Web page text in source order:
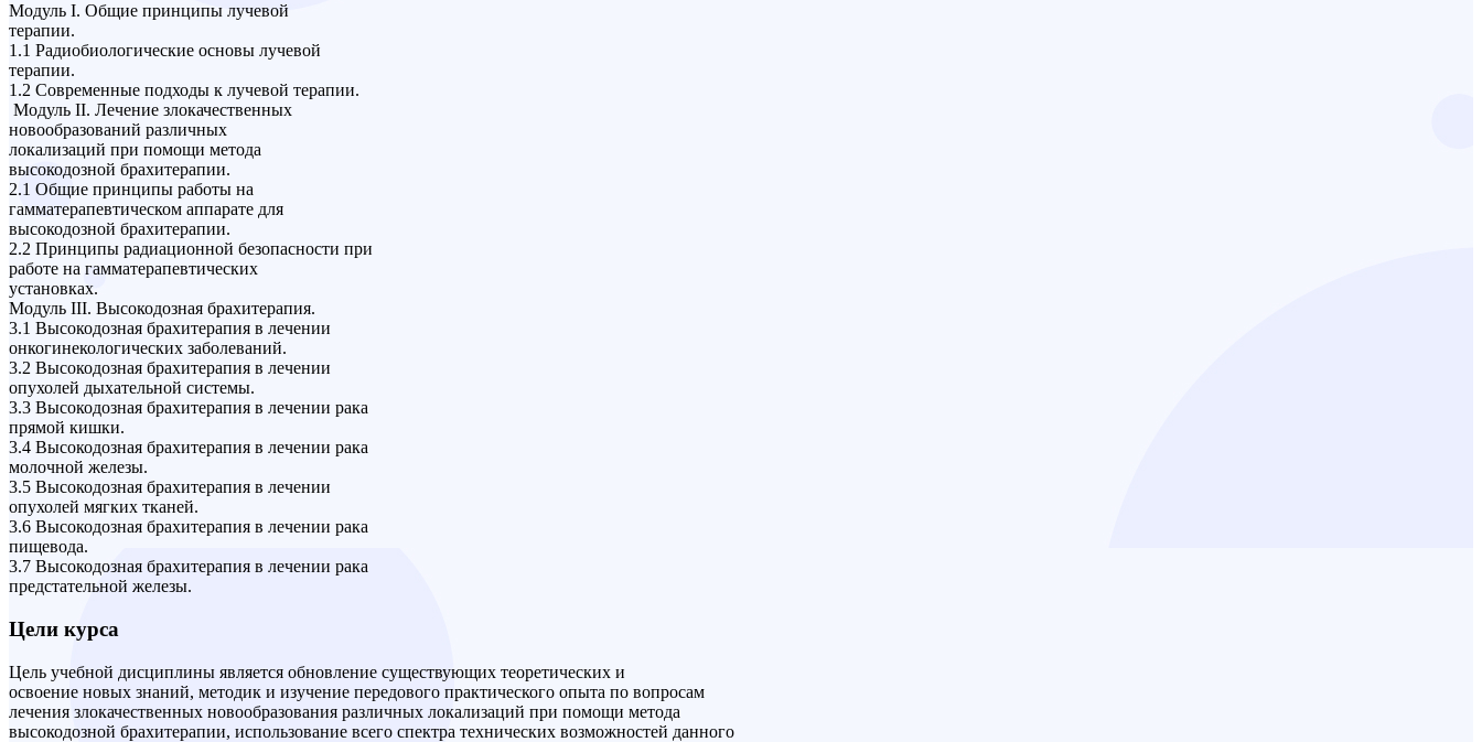
Модуль I. Общие принципы лучевой
терапии.
1.1 Радиобиологические основы лучевой
терапии.
1.2 Современные подходы к лучевой терапии.
Модуль II. Лечение злокачественных
новообразований различных
локализаций при помощи метода
высокодозной брахитерапии.
2.1 Общие принципы работы на
гамматерапевтическом аппарате для
высокодозной брахитерапии.
2.2 Принципы радиационной безопасности при
работе на гамматерапевтических
установках.
Модуль III. Высокодозная брахитерапия.
3.1 Высокодозная брахитерапия в лечении
онкогинекологических заболеваний.
3.2 Высокодозная брахитерапия в лечении
опухолей дыхательной системы.
3.3 Высокодозная брахитерапия в лечении рака
прямой кишки.
3.4 Высокодозная брахитерапия в лечении рака
молочной железы.
3.5 Высокодозная брахитерапия в лечении
опухолей мягких тканей.
3.6 Высокодозная брахитерапия в лечении рака
пищевода.
3.7 Высокодозная брахитерапия в лечении рака
предстательной железы.
Цели курса
Цель учебной дисциплины является обновление существующих теоретических и
освоение новых знаний, методик и изучение передового практического опыта по вопросам
лечения злокачественных новообразования различных локализаций при помощи метода
высокодозной брахитерапии, использование всего спектра технических возможностей данного